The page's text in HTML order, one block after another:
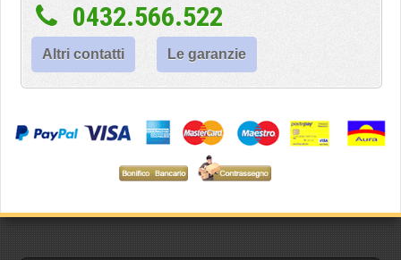
0432.566.522
Altri contatti Le garanzie